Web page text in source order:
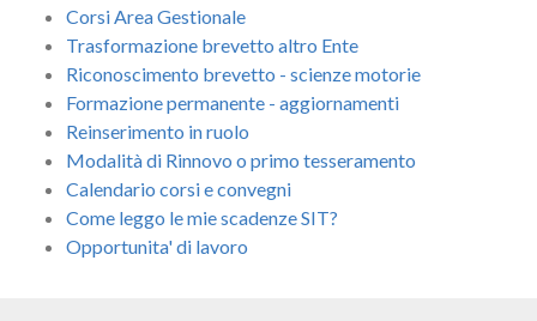
Corsi Area Gestionale
Trasformazione brevetto altro Ente
Riconoscimento brevetto - scienze motorie
Formazione permanente - aggiornamenti
Reinserimento in ruolo
Modalità di Rinnovo o primo tesseramento
Calendario corsi e convegni
Come leggo le mie scadenze SIT?
Opportunita' di lavoro